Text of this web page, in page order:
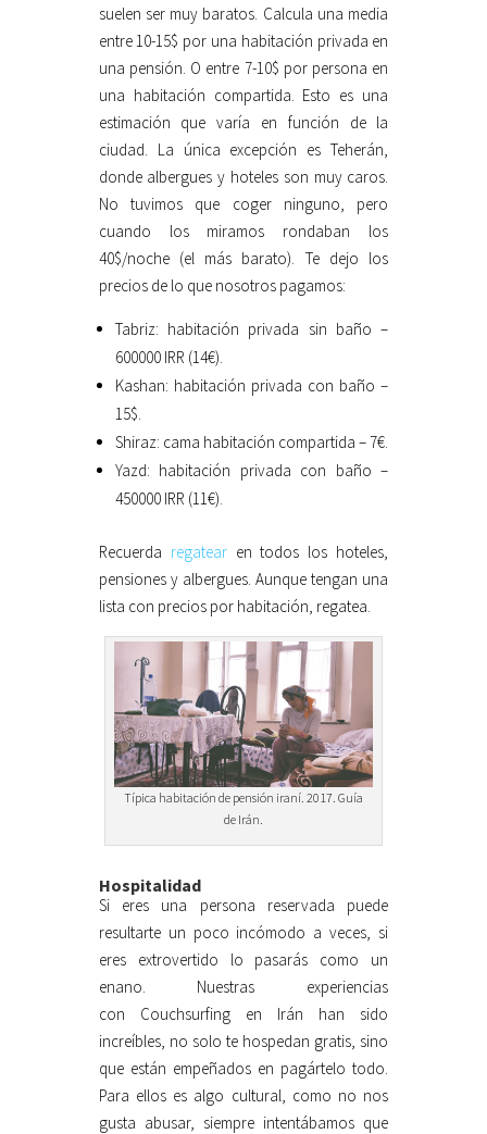
suelen ser muy baratos. Calcula una media
entre 10-15$ por una habitación privada en
una pensión. O entre 7-10$ por persona en
una habitación compartida. Esto es una
estimación que varía en función de la
ciudad. La única excepción es Teherán,
donde albergues y hoteles son muy caros.
No tuvimos que coger ninguno, pero
cuando los miramos rondaban los
40$/noche (el más barato). Te dejo los
precios de lo que nosotros pagamos:
Tabriz: habitación privada sin baño –
600000 IRR (14€).
Kashan: habitación privada con baño –
15$.
Shiraz: cama habitación compartida – 7€.
Yazd: habitación privada con baño –
450000 IRR (11€).
Recuerda regatearen todos los hoteles,
pensiones y albergues. Aunque tengan una
lista con precios por habitación, regatea.
Típica habitación de pensión iraní. 2017. Guía
de Irán.
Hospitalidad
Si eres una persona reservada puede
resultarte un poco incómodo a veces, si
eres extrovertido lo pasarás como un
enano. Nuestras experiencias
con Couchsurfing en Irán han sido
increíbles, no solo te hospedan gratis, sino
que están empeñados en pagártelo todo.
Para ellos es algo cultural, como no nos
gusta abusar, siempre intentábamos que